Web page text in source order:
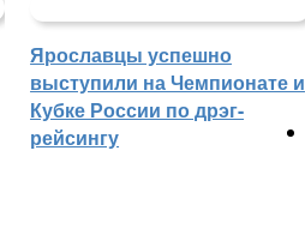
Ярославцы успешно
выступили на Чемпионате и
Кубке России по дрэг-
рейсингу